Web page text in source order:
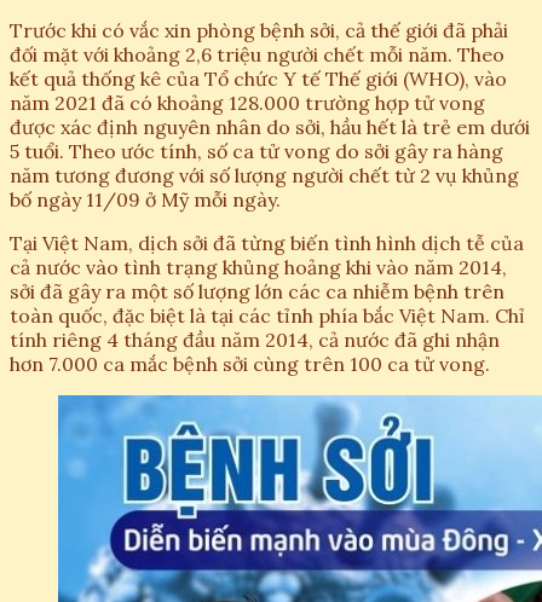
Trước khi có vắc xin phòng bệnh sởi, cả thế giới đã phải
đối mặt với khoảng 2,6 triệu người chết mỗi năm. Theo
kết quả thống kê của Tổ chức Y tế Thế giới (WHO), vào
năm 2021 đã có khoảng 128.000 trường hợp tử vong
được xác định nguyên nhân do sởi, hầu hết là trẻ em dưới
5 tuổi. Theo ước tính, số ca tử vong do sởi gây ra hàng
năm tương đương với số lượng người chết từ 2 vụ khủng
bố ngày 11/09 ở Mỹ mỗi ngày.
Tại Việt Nam, dịch sởi đã từng biến tình hình dịch tễ của
cả nước vào tình trạng khủng hoảng khi vào năm 2014,
sởi đã gây ra một số lượng lớn các ca nhiễm bệnh trên
toàn quốc, đặc biệt là tại các tỉnh phía bắc Việt Nam. Chỉ
tính riêng 4 tháng đầu năm 2014, cả nước đã ghi nhận
hơn 7.000 ca mắc bệnh sởi cùng trên 100 ca tử vong.